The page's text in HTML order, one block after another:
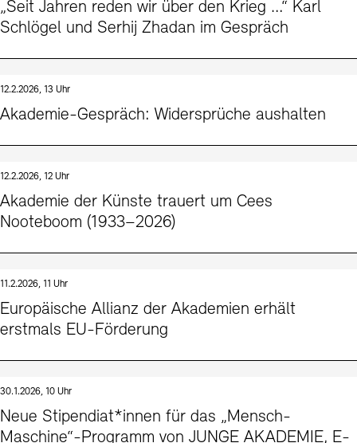
„Seit Jahren reden wir über den Krieg …“ Karl
Schlögel und Serhij Zhadan im Gespräch
12.2.2026, 13 Uhr
Akademie-Gespräch: Widersprüche aushalten
12.2.2026, 12 Uhr
Akademie der Künste trauert um Cees
Nooteboom (1933–2026)
11.2.2026, 11 Uhr
Europäische Allianz der Akademien erhält
erstmals EU-Förderung
30.1.2026, 10 Uhr
Neue Stipendiat*innen für das „Mensch-
Maschine“-Programm von JUNGE AKADEMIE, E-